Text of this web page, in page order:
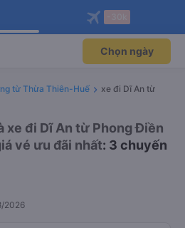
ngay!
thành viên độc
Mở app
đặt vé máy bay qua
Mở app
Chọn ngày
từ Thừa Thiên-Huế
xe đi Dĩ An từ
xe đi Dĩ An từ Phong Điền
vé ưu đãi nhất: 3 chuyến
2026